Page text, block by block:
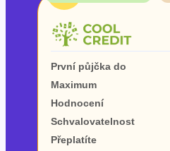
ne
První půjčka do
Maximum
Hodnocení
Schvalovatelnost
Přeplatíte